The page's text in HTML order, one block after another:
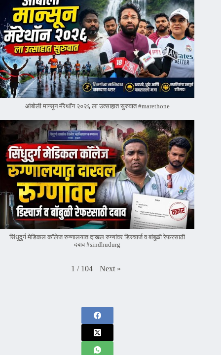
आंबोली मान्सून मॅरेथॉन २०२६ ला उत्साहात सुरुवात #marethone
सिंधुदुर्ग मेडिकल कॉलेज रुग्णालयात दाखल रुग्णांवर डिस्चार्ज व बांबुळी रेफरसाठी
दबाव #sindhudurg
1 / 104 Next »